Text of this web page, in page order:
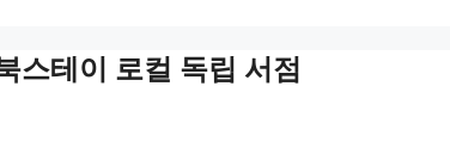
스테이 로컬 독립 서점